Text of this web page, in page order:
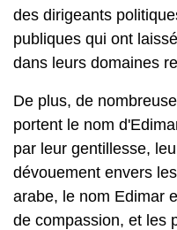
des dirigeants
publiques qui ont
dans leurs domaines
De plus, de
portent le nom
par leur gentillesse,
dévouement envers
arabe, le nom Edimar
de compassion, et les